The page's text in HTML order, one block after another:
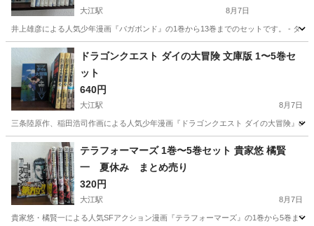
大江駅 8月7日
井上雄彦による人気少年漫画『バガボンド』の1巻から13巻までのセットです。 - タ
愛知 名古屋市 大江駅 マンガ、コミック、アニメ
バガボンド
ドラゴンクエスト ダイの大冒険 文庫版 1〜5巻セ
ット
640円
大江駅 8月7日
三条陸原作、稲田浩司作画による人気少年漫画『ドラゴンクエスト ダイの大冒険』
愛知 名古屋市 大江駅 マンガ、コミック、アニメ 文庫
テラフォーマーズ 1巻〜5巻セット 貴家悠 橘賢
一 夏休み まとめ売り
320円
大江駅 8月7日
貴家悠・橘賢一による人気SFアクション漫画『テラフォーマーズ』の1巻から5巻ま